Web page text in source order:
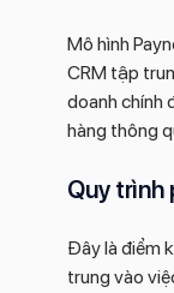
Mô hình
CRM tập
doanh chính
hàng thông
Quy trình
Đây là điểm
trung vào